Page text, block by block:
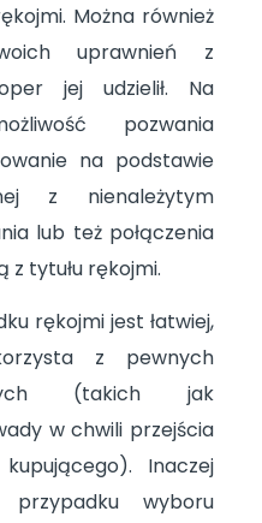
Można również
uprawnień z
jej udzielił. Na
pozwania
na podstawie
z nienależytym
lub też połączenia
tytułu rękojmi.
rękojmi jest łatwiej,
z pewnych
(takich jak
w chwili przejścia
Inaczej
wyboru